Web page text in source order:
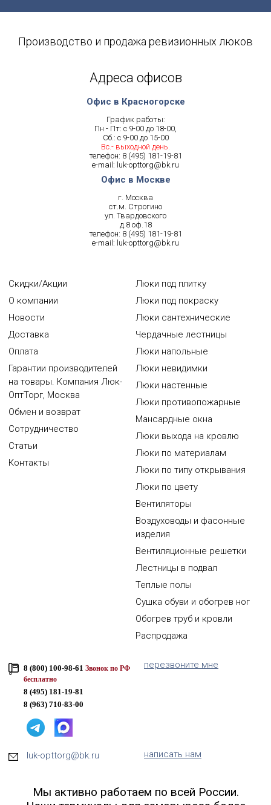
Производство и продажа ревизионных люков
Адреса офисов
Офис в Красногорске
График работы:
Пн - Пт: с 9-00 до 18-00,
Сб.: с 9-00 до 15-00
Вс.- выходной день.
телефон: 8 (495) 181-19-81
e-mail: luk-opttorg@bk.ru
Офис в Москве
г. Москва
ст.м. Строгино
ул. Твардовского
д.8 оф.18
телефон: 8 (495) 181-19-81
e-mail: luk-opttorg@bk.ru
Скидки/Акции
О компании
Новости
Доставка
Оплата
Гарантии производителей
на товары. Компания Люк-
ОптТорг, Москва
Обмен и возврат
Сотрудничество
Статьи
Контакты
Люки под плитку
Люки под покраску
Люки сантехнические
Чердачные лестницы
Люки напольные
Люки невидимки
Люки настенные
Люки противопожарные
Мансардные окна
Люки выхода на кровлю
Люки по материалам
Люки по типу открывания
Люки по цвету
Вентиляторы
Воздуховоды и фасонные
изделия
Вентиляционные решетки
Лестницы в подвал
Теплые полы
Сушка обуви и обогрев ног
Обогрев труб и кровли
Распродажа
8 (800) 100-98-61 Звонок по РФ
бесплатно
8 (495) 181-19-81
8 (963) 710-83-00
перезвоните мне
luk-opttorg@bk.ru написать нам
Мы активно работаем по всей России.